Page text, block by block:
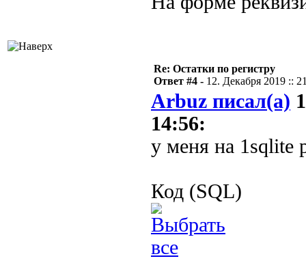
Re: Остатки по регистру
Ответ #4 - 12. Декабря 2019 ::
Arbuz писал(а)
14:56:
у меня на 1sqlite
Код (SQL)